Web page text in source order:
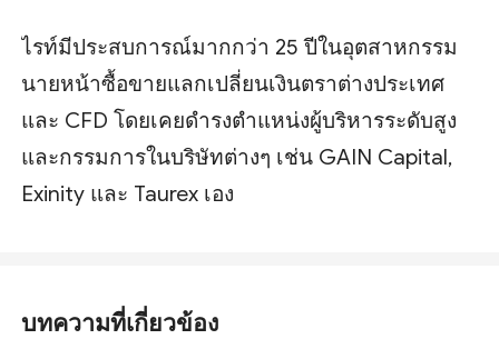
ไรท์มีประสบการณ์มากกว่า 25 ปีในอุตสาหกรรม
นายหน้าซื้อขายแลกเปลี่ยนเงินตราต่างประเทศ
และ CFD โดยเคยดำรงตำแหน่งผู้บริหารระดับสูง
และกรรมการในบริษัทต่างๆ เช่น GAIN Capital,
Exinity และ Taurex เอง
บทความที่เกี่ยวข้อง